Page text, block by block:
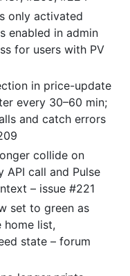
only activated
enabled in admin
for users with PV
in price-update
every 30–60 min;
and catch errors
collide on
API call and Pulse
– issue #221
set to green as
home list,
state – forum